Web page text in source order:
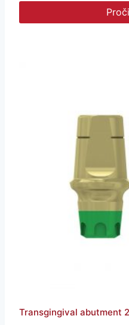
Transgingival abutment